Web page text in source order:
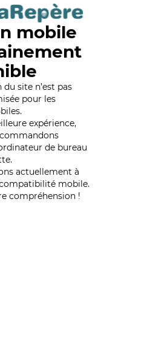
mobile
site n’est pas
pour les
expérience,
de bureau
actuellement à
mobile.
compréhension !